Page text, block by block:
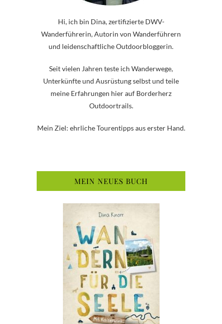
Hi, ich bin Dina, zertifizierte DWV-
Wanderführerin, Autorin von Wanderführern
und leidenschaftliche Outdoorbloggerin.
Seit vielen Jahren teste ich Wanderwege,
Unterkünfte und Ausrüstung selbst und teile
meine Erfahrungen hier auf Borderherz
Outdoortrails.
Mein Ziel: ehrliche Tourentipps aus erster Hand.
MEIN NEUES BUCH